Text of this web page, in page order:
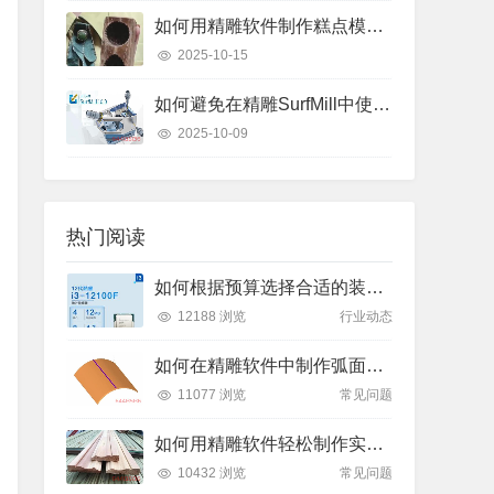
如何用精雕软件制作糕点模具？只需这几个步骤
2025-10-15
如何避免在精雕SurfMill中使用“保持曲线高度”和“投影变换”时的常见错误？
2025-10-09
热门阅读
如何根据预算选择合适的装机方案？了解2025年主流价位段的性能差异
12188 浏览 行业动态
如何在精雕软件中制作弧面雕刻路径？
11077 浏览 常见问题
如何用精雕软件轻松制作实木装饰线条踢脚线？
10432 浏览 常见问题